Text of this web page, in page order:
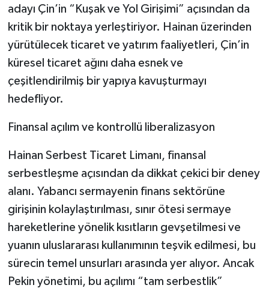
adayı Çin’in “Kuşak ve Yol Girişimi” açısından da
kritik bir noktaya yerleştiriyor. Hainan üzerinden
yürütülecek ticaret ve yatırım faaliyetleri, Çin’in
küresel ticaret ağını daha esnek ve
çeşitlendirilmiş bir yapıya kavuşturmayı
hedefliyor.
Finansal açılım ve kontrollü liberalizasyon
Hainan Serbest Ticaret Limanı, finansal
serbestleşme açısından da dikkat çekici bir deney
alanı. Yabancı sermayenin finans sektörüne
girişinin kolaylaştırılması, sınır ötesi sermaye
hareketlerine yönelik kısıtların gevşetilmesi ve
yuanın uluslararası kullanımının teşvik edilmesi, bu
sürecin temel unsurları arasında yer alıyor. Ancak
Pekin yönetimi, bu açılımı “tam serbestlik”